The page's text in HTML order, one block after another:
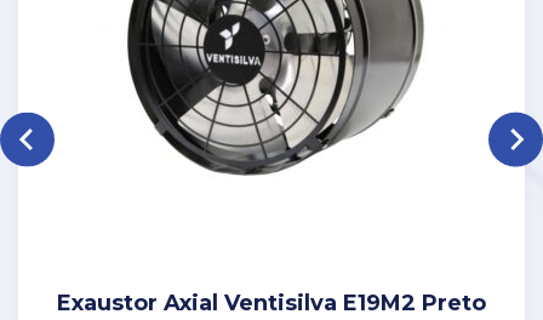
Exaustor Axial Ventisilva E19M2 Preto